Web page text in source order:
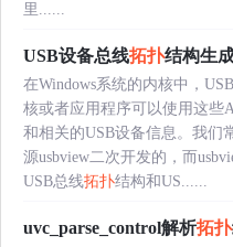
里......
USB设备总线拓扑结构生
在Windows系统的内核中，
核或者应用程序可以使用这些
和相关的USB设备信息。我们
源usbview二次开发的，而
USB总线拓扑结构和US......
uvc_parse_control解析拓扑